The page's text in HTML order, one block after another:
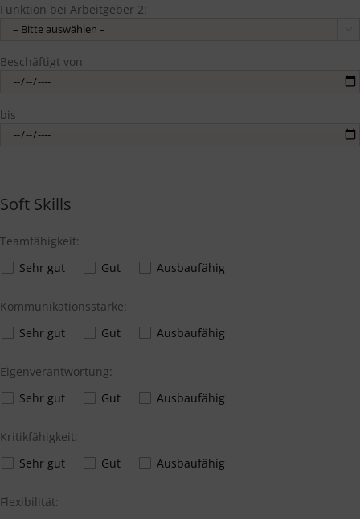
Funktion bei Arbeitgeber 2:
Beschäftigt von
bis
Soft Skills
Teamfähigkeit:
Sehr gut
Gut Ausbaufähig
Kommunikationsstärke:
Sehr gut
Gut Ausbaufähig
Eigenverantwortung:
Sehr gut
Gut Ausbaufähig
Kritikfähigkeit:
Sehr gut
Gut Ausbaufähig
Flexibilität: